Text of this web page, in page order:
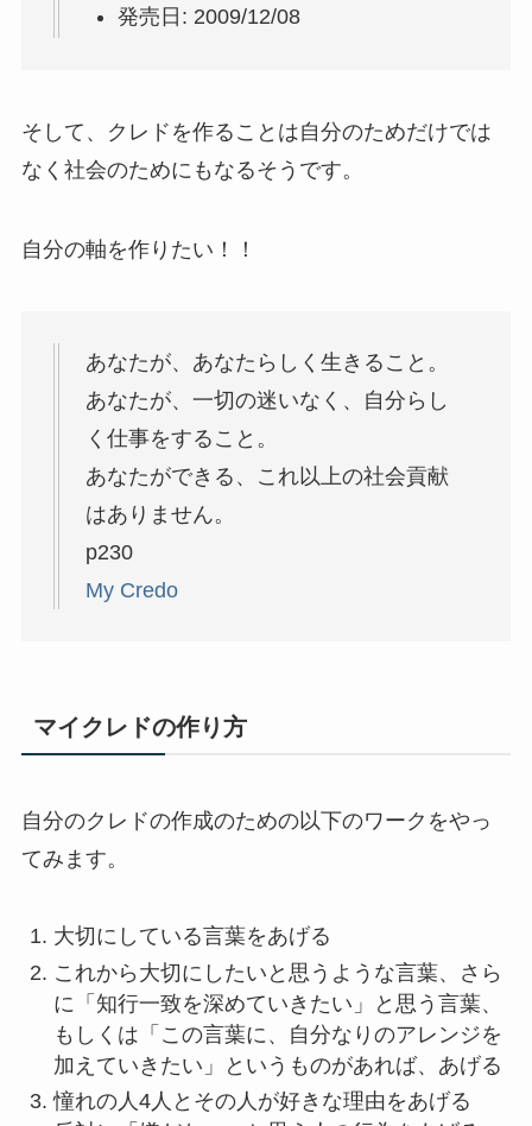
発売日: 2009/12/08
そして、クレドを作ることは自分のためだけでは
なく社会のためにもなるそうです。
自分の軸を作りたい！！
あなたが、あなたらしく生きること。
あなたが、一切の迷いなく、自分らし
く仕事をすること。
あなたができる、これ以上の社会貢献
はありません。
p230
My Credo
マイクレドの作り方
自分のクレドの作成のための以下のワークをやっ
てみます。
大切にしている言葉をあげる
これから大切にしたいと思うような言葉、さら
に「知行一致を深めていきたい」と思う言葉、
もしくは「この言葉に、自分なりのアレンジを
加えていきたい」というものがあれば、あげる
憧れの人4人とその人が好きな理由をあげる